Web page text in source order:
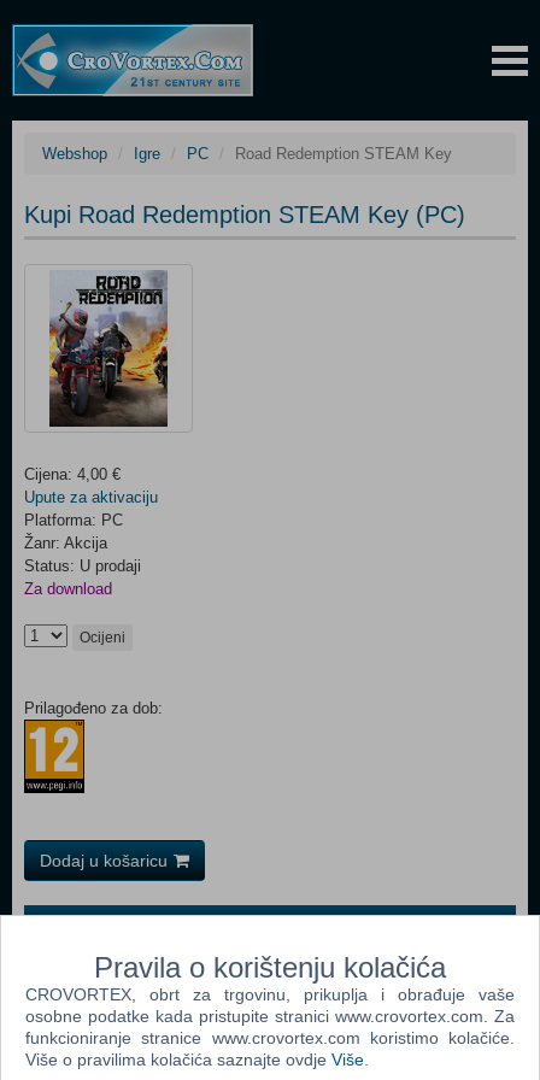
Webshop Igre PC Road Redemption STEAM Key
Kupi Road Redemption STEAM Key (PC)
Cijena: 4,00 €
Upute za aktivaciju
Platforma: PC
Žanr: Akcija
Status: U prodaji
Za download
Ocijeni
Prilagođeno za dob:
Dodaj u košaricu
Popularno
Grand Theft Auto San Andreas (PC)
Grand Theft Auto Vice City (PC)
Grand Theft Auto IV (PC)
Pravila o korištenju kolačića
CROVORTEX, obrt za trgovinu, prikuplja i obrađuje vaše
osobne podatke kada pristupite stranici www.crovortex.com. Za
funkcioniranje stranice www.crovortex.com koristimo kolačiće.
Više o pravilima kolačića saznajte ovdje Više